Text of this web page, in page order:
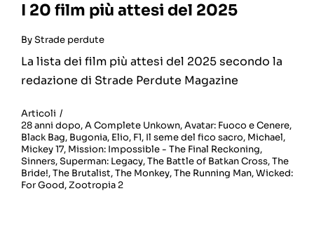
I 20 film più attesi del 2025
ByStrade perdute
La lista dei film più attesi del 2025 secondo la
redazione di Strade Perdute Magazine
Articoli /
28 anni dopo,A Complete Unkown,Avatar: Fuoco e Cenere,
Black Bag, Bugonia, Elio, F1, Il seme del fico sacro, Michael,
Mickey 17, Mission: Impossible - The Final Reckoning,
Sinners,Superman: Legacy,The Battle of Batkan Cross,The
Bride!,The Brutalist,The Monkey,The Running Man,Wicked:
For Good,Zootropia 2